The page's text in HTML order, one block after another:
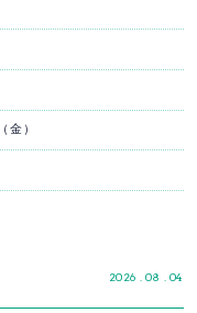
2026 . 08 . 04
金）